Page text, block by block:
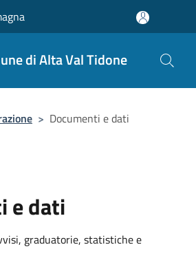
di Alta Val Tidone
> Documenti e dati
e dati
graduatorie, statistiche e